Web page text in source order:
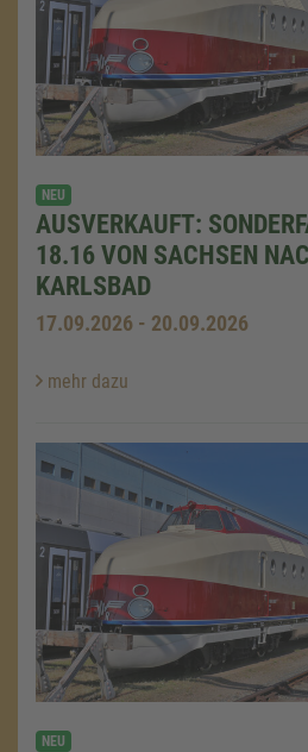
NEU
AUSVERKAUFT:
18.16 VON SACHSEN
KARLSBAD
17.09.2026 - 20.09.2026
mehr dazu
NEU